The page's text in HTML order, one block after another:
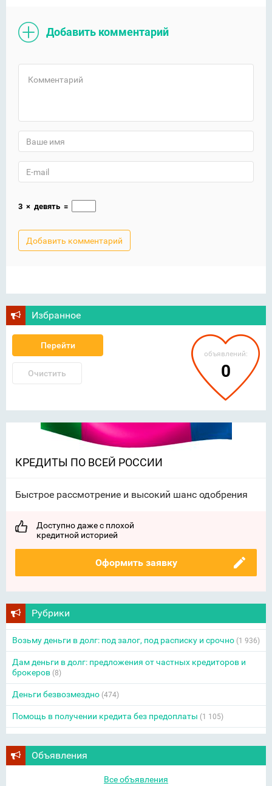
Добавить комментарий
3 × девять =
Избранное
Перейти
Очистить
объявлений:
0
КРЕДИТЫ ПО ВСЕЙ РОССИИ
Быстрое рассмотрение и высокий шанс одобрения
Доступно даже с плохой
кредитной историей
Оформить заявку
Рубрики
Возьму деньги в долг: под залог, под расписку и срочно (1 936)
Дам деньги в долг: предложения от частных кредиторов и
брокеров (8)
Деньги безвозмездно (474)
Помощь в получении кредита без предоплаты (1 105)
Объявления
Все объявления